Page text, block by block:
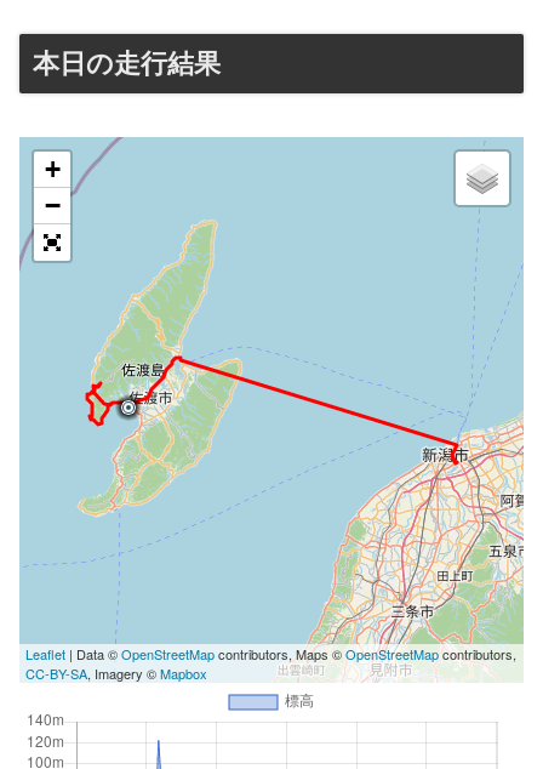
本日の走行結果
+
−
Leaflet | Data ©OpenStreetMapcontributors, Maps ©OpenStreetMapcontributors,
CC-BY-SA, Imagery ©Mapbox